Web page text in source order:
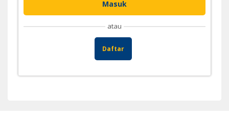
atau
Daftar